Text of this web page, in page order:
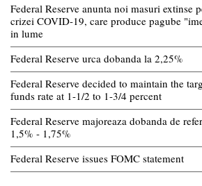
Federal Reserve anunta noi masuri extinse
crizei COVID-19, care produce pagube
in lume
Federal Reserve urca dobanda la 2,25%
Federal Reserve decided to maintain the
funds rate at 1-1/2 to 1-3/4 percent
Federal Reserve majoreaza dobanda de
1,5% - 1,75%
Federal Reserve issues FOMC statement